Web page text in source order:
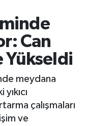
Can
Yükseldi
meydana
çalışmaları
ve